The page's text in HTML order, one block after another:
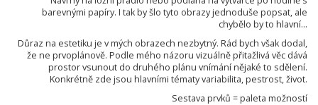
barevnými papíry. I tak by šlo tyto obrazy jednoduše popsat, ale
chybělo by to hlavní...
Důraz na estetiku je v mých obrazech nezbytný. Rád bych však dodal,
že ne prvoplánově. Podle mého názoru vizuálně přitažlivá věc dává
prostor vsunout do druhého plánu vnímání nějaké to sdělení.
Konkrétně zde jsou hlavními tématy variabilita, pestrost, život.
Sestava prvků = paleta možností